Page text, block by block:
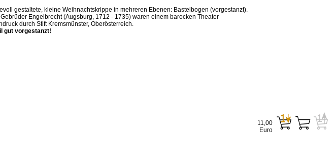
gestaltete, kleine Weihnachtskrippe in mehreren Ebenen: Bastelbogen (vorgestanzt).
Engelbrecht (Augsburg, 1712 - 1735) waren einem barocken Theater
durch Stift Kremsmünster, Oberösterreich.
gut vorgestanzt!
11,00
Euro